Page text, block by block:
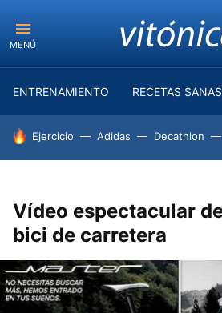
MENÚ
ENTRENAMIENTO RECETAS SANAS
HOY SE HABLA DE
Ejercicio Adidas Decathlon
Vídeo espectacular
bici de carretera